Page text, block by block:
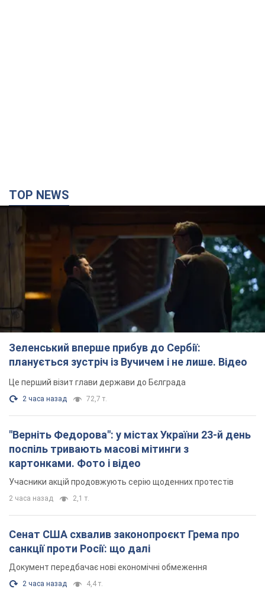
TOP NEWS
Зеленський вперше прибув до Сербії:
планується зустріч із Вучичем і не лише. Відео
Це перший візит глави держави до Бєлграда
2 часа назад 72,7 т.
"Верніть Федорова": у містах України 23-й день
поспіль тривають масові мітинги з
картонками. Фото і відео
Учасники акцій продовжують серію щоденних протестів
2 часа назад 2,1 т.
Сенат США схвалив законопроєкт Грема про
санкції проти Росії: що далі
Документ передбачає нові економічні обмеження
2 часа назад 4,4 т.